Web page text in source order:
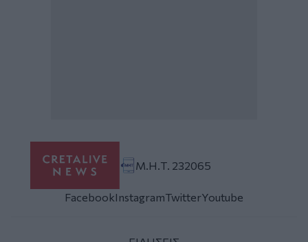
Μ.Η.Τ. 232065
FacebookInstagramTwitterYoutube